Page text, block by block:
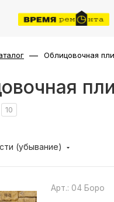
— Облицовочная
10
(убывание)
Арт.: 04 Боро